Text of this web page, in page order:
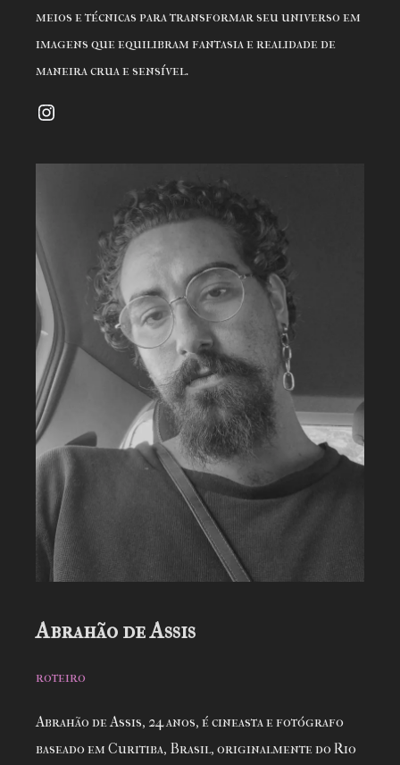
meios e técnicas para transformar seu universo em
imagens que equilibram fantasia e realidade de
maneira crua e sensível.
Instagram
Abrahão de Assis
roteiro
Abrahão de Assis, 24 anos, é cineasta e fotógrafo
baseado em Curitiba, Brasil, originalmente do Rio